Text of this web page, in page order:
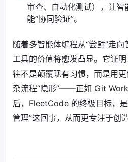
审查、自动化测试），让智
能“协同验证”。
随着多智能体编程从“尝鲜”走
工具的价值将愈发凸显。它证
往不是颠覆现有习惯，而是用
杂流程“隐形”——正如 Git
后，FleetCode 的终极目标，
管理”这回事，从而更专注于创造